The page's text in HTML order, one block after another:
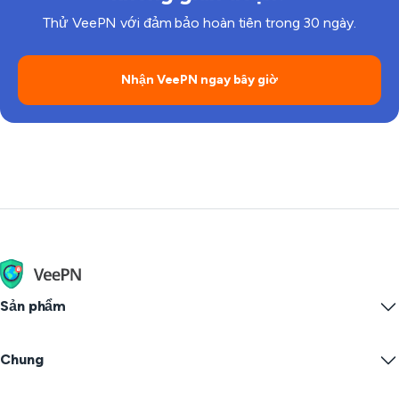
Thử VeePN với đảm bảo hoàn tiền trong 30 ngày.
Nhận VeePN ngay bây giờ
Sản phẩm
VPN for macOS
Chung